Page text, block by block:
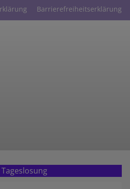
Barrierefreiheitserklärung
Tageslosung